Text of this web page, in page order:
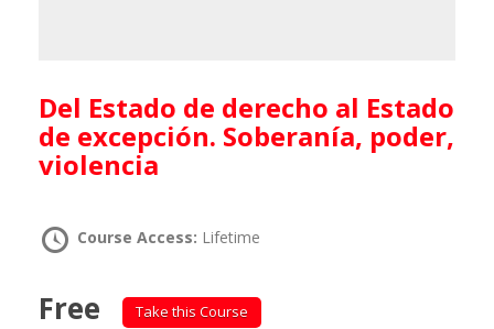
Del Estado de derecho al Estado
de excepción. Soberanía, poder,
violencia
Course Access: Lifetime
Free Take this Course